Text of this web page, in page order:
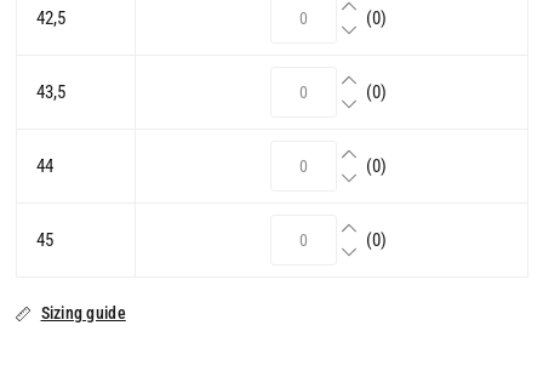
42,5 (0)
43,5 (0)
44 (0)
45 (0)
Sizing guide